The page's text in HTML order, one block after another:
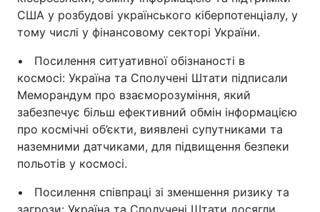
США у розбудові українського кіберпотенціалу, у
тому числі у фінансовому секторі України.
• Посилення ситуативної обізнаності в
космосі: Україна та Сполучені Штати підписали
Меморандум про взаєморозуміння, який
забезпечує більш ефективний обмін інформацією
про космічні об’єкти, виявлені супутниками та
наземними датчиками, для підвищення безпеки
польотів у космосі.
• Посилення співпраці зі зменшення ризику та
загрози: Україна та Сполучені Штати досягли